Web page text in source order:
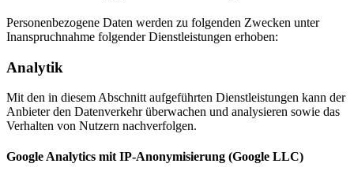
Personenbezogene Daten werden zu folgenden Zwecken unter
Inanspruchnahme folgender Dienstleistungen erhoben:
Analytik
Mit den in diesem Abschnitt aufgeführten Dienstleistungen kann der
Anbieter den Datenverkehr überwachen und analysieren sowie das
Verhalten von Nutzern nachverfolgen.
Google Analytics mit IP-Anonymisierung (Google LLC)